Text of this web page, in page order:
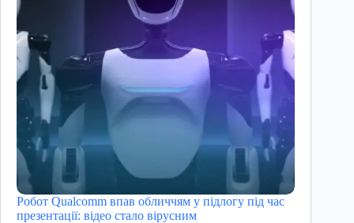
Робот Qualcomm впав обличчям у підлогу під час
презентації: відео стало вірусним